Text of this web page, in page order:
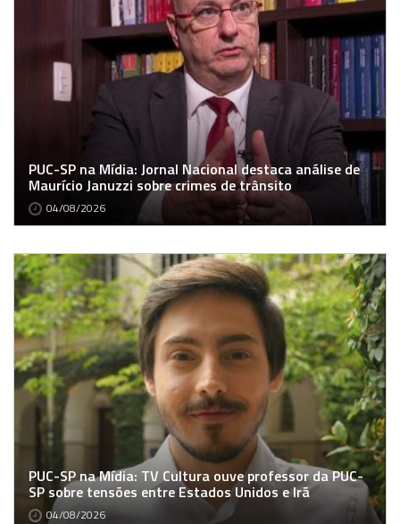
PUC-SP na Mídia: Jornal Nacional destaca análise de
Maurício Januzzi sobre crimes de trânsito
04/08/2026
PUC-SP na Mídia: TV Cultura ouve professor da PUC-
SP sobre tensões entre Estados Unidos e Irã
04/08/2026